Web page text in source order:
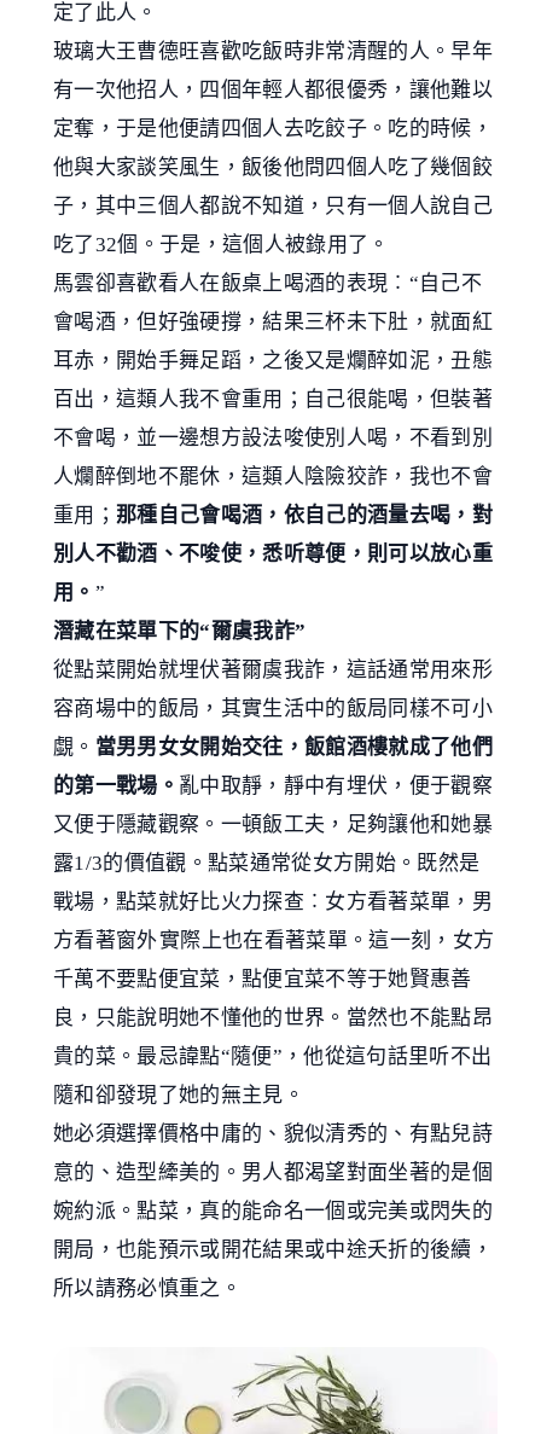
定了此人。
玻璃大王曹德旺喜歡吃飯時非常清醒的人。早年
有一次他招人，四個年輕人都很優秀，讓他難以
定奪，于是他便請四個人去吃餃子。吃的時候，
他與大家談笑風生，飯後他問四個人吃了幾個餃
子，其中三個人都說不知道，只有一個人說自己
吃了32個。于是，這個人被錄用了。
馬雲卻喜歡看人在飯桌上喝酒的表現︰“自己不
會喝酒，但好強硬撐，結果三杯未下肚，就面紅
耳赤，開始手舞足蹈，之後又是爛醉如泥，丑態
百出，這類人我不會重用；自己很能喝，但裝著
不會喝，並一邊想方設法唆使別人喝，不看到別
人爛醉倒地不罷休，這類人陰險狡詐，我也不會
重用； 那種自己會喝酒，依自己的酒量去喝，對
別人不勸酒、不唆使，悉听尊便，則可以放心重
用。 ”
潛藏在菜單下的“爾虞我詐”
從點菜開始就埋伏著爾虞我詐，這話通常用來形
容商場中的飯局，其實生活中的飯局同樣不可小
覷。 當男男女女開始交往，飯館酒樓就成了他們
的第一戰場。 亂中取靜，靜中有埋伏，便于觀察
又便于隱藏觀察。一頓飯工夫，足夠讓他和她暴
露1/3的價值觀。點菜通常從女方開始。既然是
戰場，點菜就好比火力探查︰女方看著菜單，男
方看著窗外實際上也在看著菜單。這一刻，女方
千萬不要點便宜菜，點便宜菜不等于她賢惠善
良，只能說明她不懂他的世界。當然也不能點昂
貴的菜。最忌諱點“隨便”，他從這句話里听不出
隨和卻發現了她的無主見。
她必須選擇價格中庸的、貌似清秀的、有點兒詩
意的、造型縴美的。男人都渴望對面坐著的是個
婉約派。點菜，真的能命名一個或完美或閃失的
開局，也能預示或開花結果或中途夭折的後續，
所以請務必慎重之。